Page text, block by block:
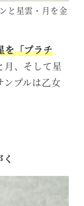
と星雲・月を金
を「プラチ
月、そして星
プルは乙女